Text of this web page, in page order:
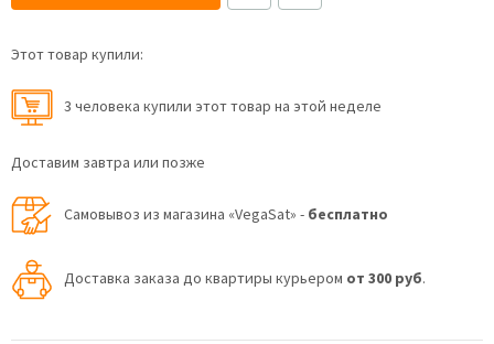
Этот товар купили:
3 человекa купили этот товар на этой неделе
Доставим завтра или позже
Самовывоз из магазина «VegaSat» - бесплатно
Доставка заказа до квартиры курьером от 300 руб.